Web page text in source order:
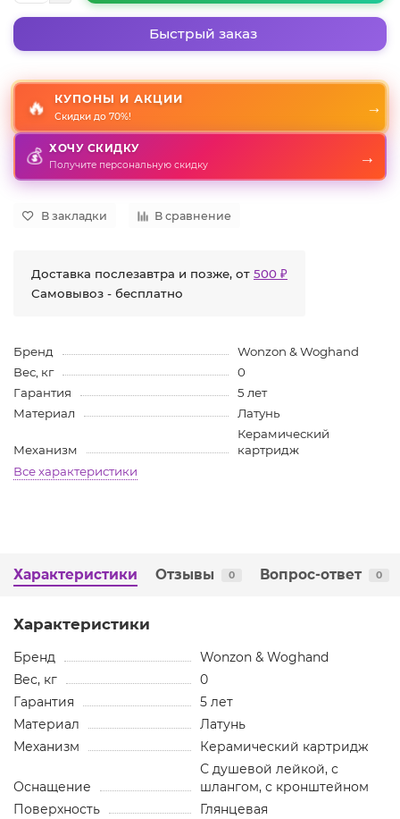
Быстрый заказ
🔥 КУПОНЫ И АКЦИИ
Скидки до 70%!
→
💰 ХОЧУ СКИДКУ
Получите персональную скидку →
В закладки В сравнение
Доставка послезавтра и позже, от 500 ₽
Самовывоз - бесплатно
Бренд
Wonzon & Woghand
Вес, кг
0
Гарантия
5 лет
Материал
Латунь
Механизм
Керамический
картридж
Все характеристики
Характеристики Отзывы 0 Вопрос-ответ 0
Характеристики
Бренд
Wonzon & Woghand
Вес, кг
0
Гарантия
5 лет
Материал
Латунь
Механизм
Керамический картридж
Оснащение
С душевой лейкой, с
шлангом, с кронштейном
Поверхность
Глянцевая